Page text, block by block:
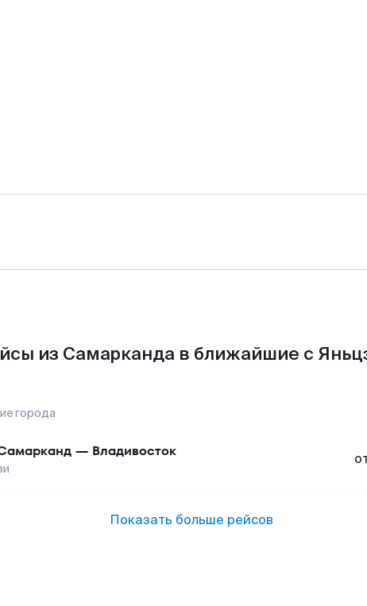
из Самарканда в ближайшие с
города
— Владивосток
Показать больше рейсов